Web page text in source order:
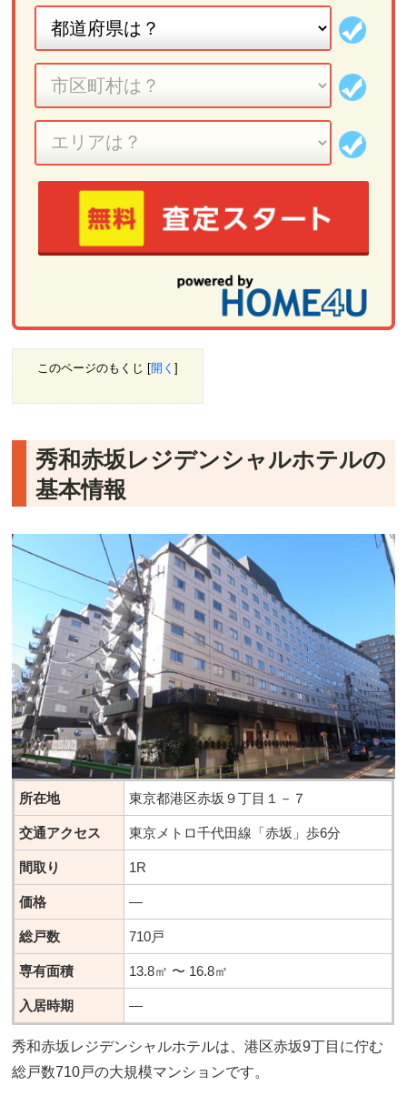
このページのもくじ [開く]
秀和赤坂レジデンシャルホテルの
基本情報
所在地 東京都港区赤坂９丁目１－７
交通アクセス 東京メトロ千代田線「赤坂」歩6分
間取り 1R
価格 ―
総戸数 710戸
専有面積 13.8㎡ 〜 16.8㎡
入居時期 ―
秀和赤坂レジデンシャルホテルは、港区赤坂9丁目に佇む
総戸数710戸の大規模マンションです。